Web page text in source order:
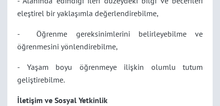
eleştirel bir yaklaşımla değerlendirebilme,
- Öğrenme gereksinimlerini belirleyebilme ve
öğrenmesini yönlendirebilme,
- Yaşam boyu öğrenmeye ilişkin olumlu tutum
geliştirebilme.
İletişim ve Sosyal Yetkinlik